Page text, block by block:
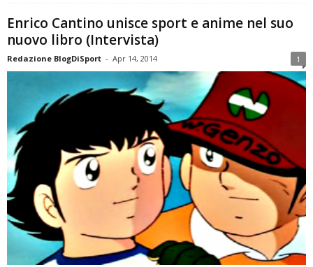
Enrico Cantino unisce sport e anime nel suo
nuovo libro (Intervista)
Redazione BlogDiSport - Apr 14, 2014 1